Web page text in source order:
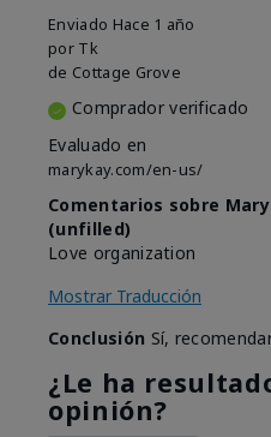
Enviado Hace 1 año
por Tk
de Cottage Grove
Comprador verificado
Evaluado en
marykay.com/en-us/
Comentarios sobre
(unfilled)
Love organization
Mostrar Traducción
Conclusión Sí,
¿Le ha
opinión?